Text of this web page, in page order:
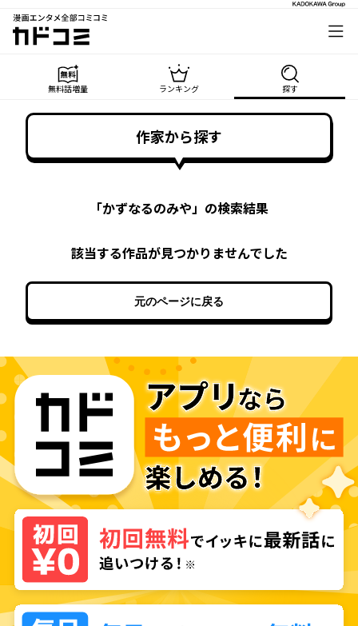
漫画エンタメ全部コミコミ
カドコミ
無料話増量 ランキング 探す
作家から探す
「かずなるのみや」の検索結果
該当する作品が見つかりませんでした
元のページに戻る